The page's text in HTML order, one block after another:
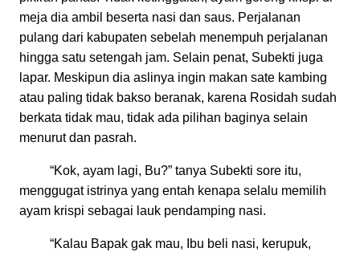
meja dia ambil beserta nasi dan saus. Perjalanan
pulang dari kabupaten sebelah menempuh perjalanan
hingga satu setengah jam. Selain penat, Subekti juga
lapar. Meskipun dia aslinya ingin makan sate kambing
atau paling tidak bakso beranak, karena Rosidah sudah
berkata tidak mau, tidak ada pilihan baginya selain
menurut dan pasrah.
“Kok, ayam lagi, Bu?” tanya Subekti sore itu,
menggugat istrinya yang entah kenapa selalu memilih
ayam krispi sebagai lauk pendamping nasi.
“Kalau Bapak gak mau, Ibu beli nasi, kerupuk,